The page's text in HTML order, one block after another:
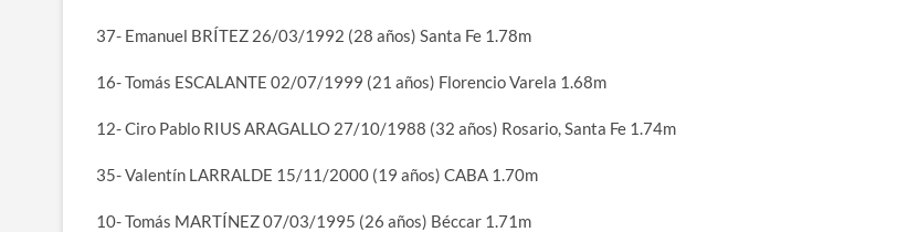
37- Emanuel BRÍTEZ 26/03/1992 (28 años) Santa Fe 1.78m
16- Tomás ESCALANTE 02/07/1999 (21 años) Florencio Varela 1.68m
12- Ciro Pablo RIUS ARAGALLO 27/10/1988 (32 años) Rosario, Santa Fe 1.74m
35- Valentín LARRALDE 15/11/2000 (19 años) CABA 1.70m
10- Tomás MARTÍNEZ 07/03/1995 (26 años) Béccar 1.71m